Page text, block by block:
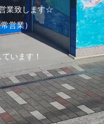
業致します☆
営業）
います！